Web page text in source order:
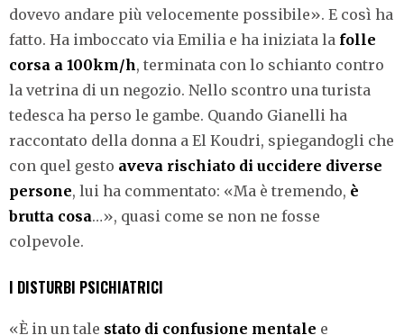
dovevo andare più velocemente possibile». E così ha
fatto. Ha imboccato via Emilia e ha iniziata la folle
corsa a 100km/h, terminata con lo schianto contro
la vetrina di un negozio. Nello scontro una turista
tedesca ha perso le gambe. Quando Gianelli ha
raccontato della donna a El Koudri, spiegandogli che
con quel gesto aveva rischiato di uccidere diverse
persone, lui ha commentato: «Ma è tremendo, è
brutta cosa…», quasi come se non ne fosse
colpevole.
I DISTURBI PSICHIATRICI
«È in un tale stato di confusione mentale e